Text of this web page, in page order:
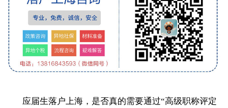
应届生落户上海，是否真的需要通过“高级职称评定